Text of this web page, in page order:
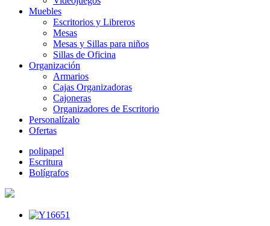
Muebles
Escritorios y Libreros
Mesas
Mesas y Sillas para niños
Sillas de Oficina
Organización
Armarios
Cajas Organizadoras
Cajoneras
Organizadores de Escritorio
Personalízalo
Ofertas
polipapel
Escritura
Bolígrafos